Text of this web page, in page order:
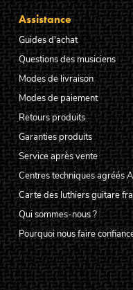
Assistance
Guides d'achat
Questions des musiciens
Modes de livraison
Modes de paiement
Retours produits
Garanties produits
Service après vente
Centres techniques agréés
Carte des luthiers guitare
Qui sommes-nous ?
Pourquoi nous faire